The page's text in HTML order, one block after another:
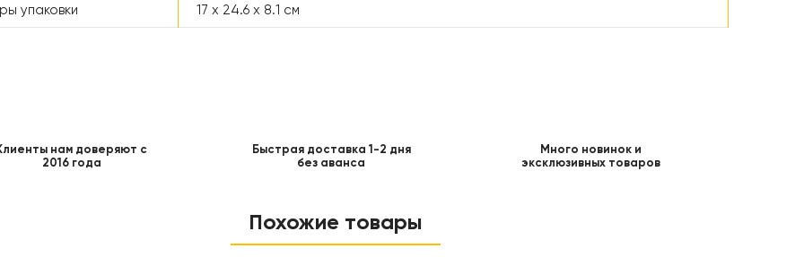
упаковки 17 x 24.6 x 8.1 см
нам доверяют с
2016 года
Быстрая доставка 1-2 дня
без аванса
Много новинок и
эксклюзивных товаров
Похожие товары